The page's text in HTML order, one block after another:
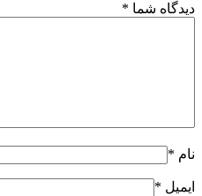
دیدگاه شما *
نام *
ایمیل *